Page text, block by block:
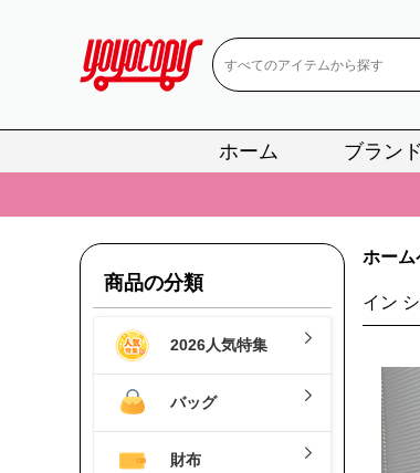
ホーム ブラン
📢
📢 新
📢
📢
商品の分類
2026人気特集
バッグ
財布
ホーム
イン